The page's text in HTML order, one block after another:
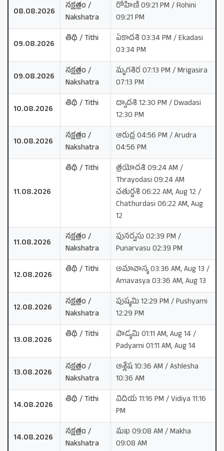
08.08.2026
నక్షత్రం /
Nakshatra
రోహిణి 09:21 PM / Rohini
09:21 PM
09.08.2026
తిథి / Tithi
ఏకాదశి 03:34 PM / Ekadasi
03:34 PM
09.08.2026
నక్షత్రం /
Nakshatra
మృగశిర 07:13 PM / Mrigasira
07:13 PM
10.08.2026
తిథి / Tithi
ద్వాదశి 12:30 PM / Dwadasi
12:30 PM
10.08.2026
నక్షత్రం /
Nakshatra
ఆరుద్ర 04:56 PM / Arudra
04:56 PM
11.08.2026
తిథి / Tithi
త్రయోదశి 09:24 AM /
Thrayodasi 09:24 AM
చతుర్దశి 06:22 AM, Aug 12 /
Chathurdasi 06:22 AM, Aug
12
11.08.2026
నక్షత్రం /
Nakshatra
పునర్వసు 02:39 PM /
Punarvasu 02:39 PM
12.08.2026
తిథి / Tithi
అమావాస్య 03:36 AM, Aug 13 /
Amavasya 03:36 AM, Aug 13
12.08.2026
నక్షత్రం /
Nakshatra
పుష్యమి 12:29 PM / Pushyami
12:29 PM
13.08.2026
తిథి / Tithi
పాడ్యమి 01:11 AM, Aug 14 /
Padyami 01:11 AM, Aug 14
13.08.2026
నక్షత్రం /
Nakshatra
ఆశ్లేష 10:36 AM / Ashlesha
10:36 AM
14.08.2026
తిథి / Tithi
విదియ 11:16 PM / Vidiya 11:16
PM
14.08.2026
నక్షత్రం /
Nakshatra
మఖ 09:08 AM / Makha
09:08 AM